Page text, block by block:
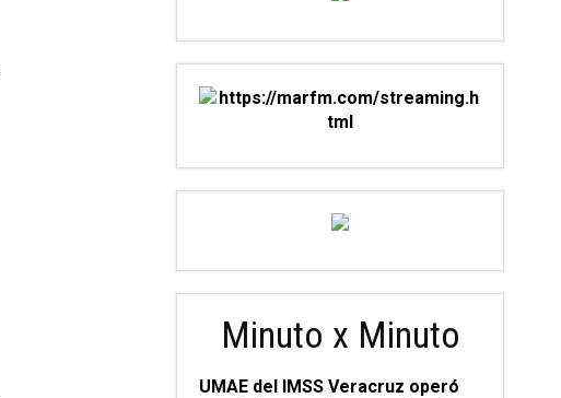
Minuto x Minuto
UMAE del IMSS Veracruz operó